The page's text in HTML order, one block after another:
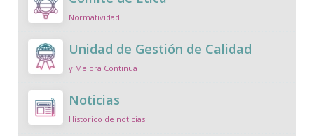
Normatividad
Unidad de Gestión de Calidad
y Mejora Continua
Noticias
Historico de noticias